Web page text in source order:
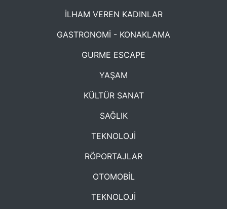
İLHAM VEREN KADINLAR
GASTRONOMİ - KONAKLAMA
GURME ESCAPE
YAŞAM
KÜLTÜR SANAT
SAĞLIK
TEKNOLOJİ
RÖPORTAJLAR
OTOMOBİL
TEKNOLOJİ